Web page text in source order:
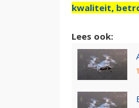
kwaliteit,
Lees ook: